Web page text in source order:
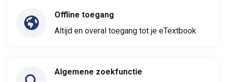
Offline toegang
Altijd en overal toegang tot je eTextbook
Algemene zoekfunctie